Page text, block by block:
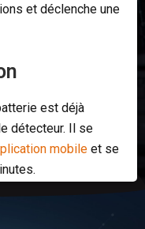
et déclenche une
est déjà
détecteur. Il se
mobile et se